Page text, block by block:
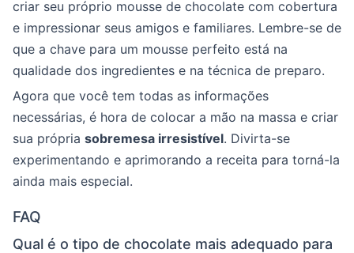
criar seu próprio mousse de chocolate com cobertura
e impressionar seus amigos e familiares. Lembre-se de
que a chave para um mousse perfeito está na
qualidade dos ingredientes e na técnica de preparo.
Agora que você tem todas as informações
necessárias, é hora de colocar a mão na massa e criar
sua própria sobremesa irresistível. Divirta-se
experimentando e aprimorando a receita para torná-la
ainda mais especial.
FAQ
Qual é o tipo de chocolate mais adequado para